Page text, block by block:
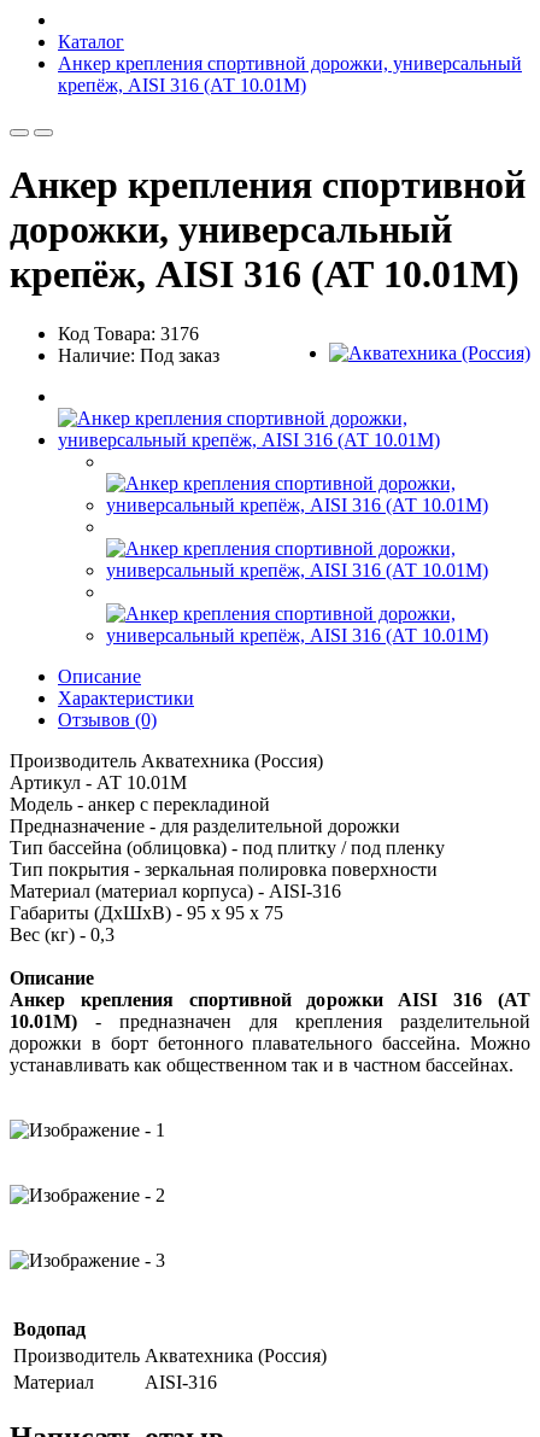
Каталог
Анкер крепления спортивной дорожки, универсальный
крепёж, AISI 316 (АТ 10.01M)
Анкер крепления спортивной
дорожки, универсальный
крепёж, AISI 316 (АТ 10.01M)
Код Товара: 3176
Наличие: Под заказ
Описание
Характеристики
Отзывов (0)
Производитель Акватехника (Россия)
Артикул - АТ 10.01М
Модель - анкер с перекладиной
Предназначение - для разделительной дорожки
Тип бассейна (облицовка) - под плитку / под пленку
Тип покрытия - зеркальная полировка поверхности
Материал (материал корпуса) - AISI-316
Габариты (ДхШхВ) - 95 х 95 х 75
Вес (кг) - 0,3
Описание
Анкер крепления спортивной дорожки AISI 316 (АТ
10.01M) - предназначен для крепления разделительной
дорожки в борт бетонного плавательного бассейна. Можно
устанавливать как общественном так и в частном бассейнах.
Водопад
Производитель Акватехника (Россия)
Материал
AISI-316